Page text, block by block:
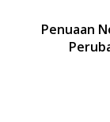
Penuaan